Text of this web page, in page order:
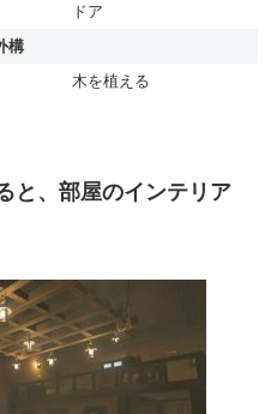
ドア
構
木を植える
と、部屋のインテリア